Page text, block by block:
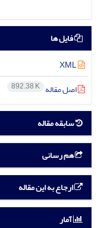
فایل ها
اصل مقاله 892.38 K
سابقه مقاله
هم رسانی
ارجاع به این مقاله
آمار